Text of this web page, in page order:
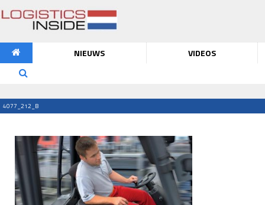
NIEUWS VIDEOS
4077_212_B